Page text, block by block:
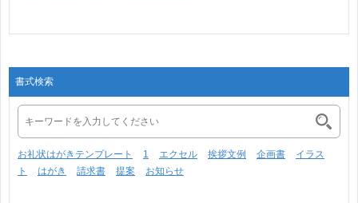
書式検索
お礼状はがきテンプレート 1 エクセル 挨拶文例 企画書
イラス
ト
はがき 請求書 提案 お知らせ